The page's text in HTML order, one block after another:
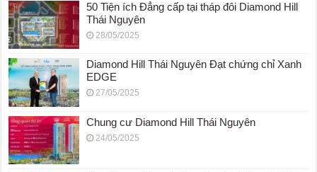
50 Tiện ích Đẳng cấp tại tháp đôi Diamond Hill
Thái Nguyên
28/05/2025
Diamond Hill Thái Nguyên Đạt chứng chỉ Xanh
EDGE
27/05/2025
Chung cư Diamond Hill Thái Nguyên
24/05/2025